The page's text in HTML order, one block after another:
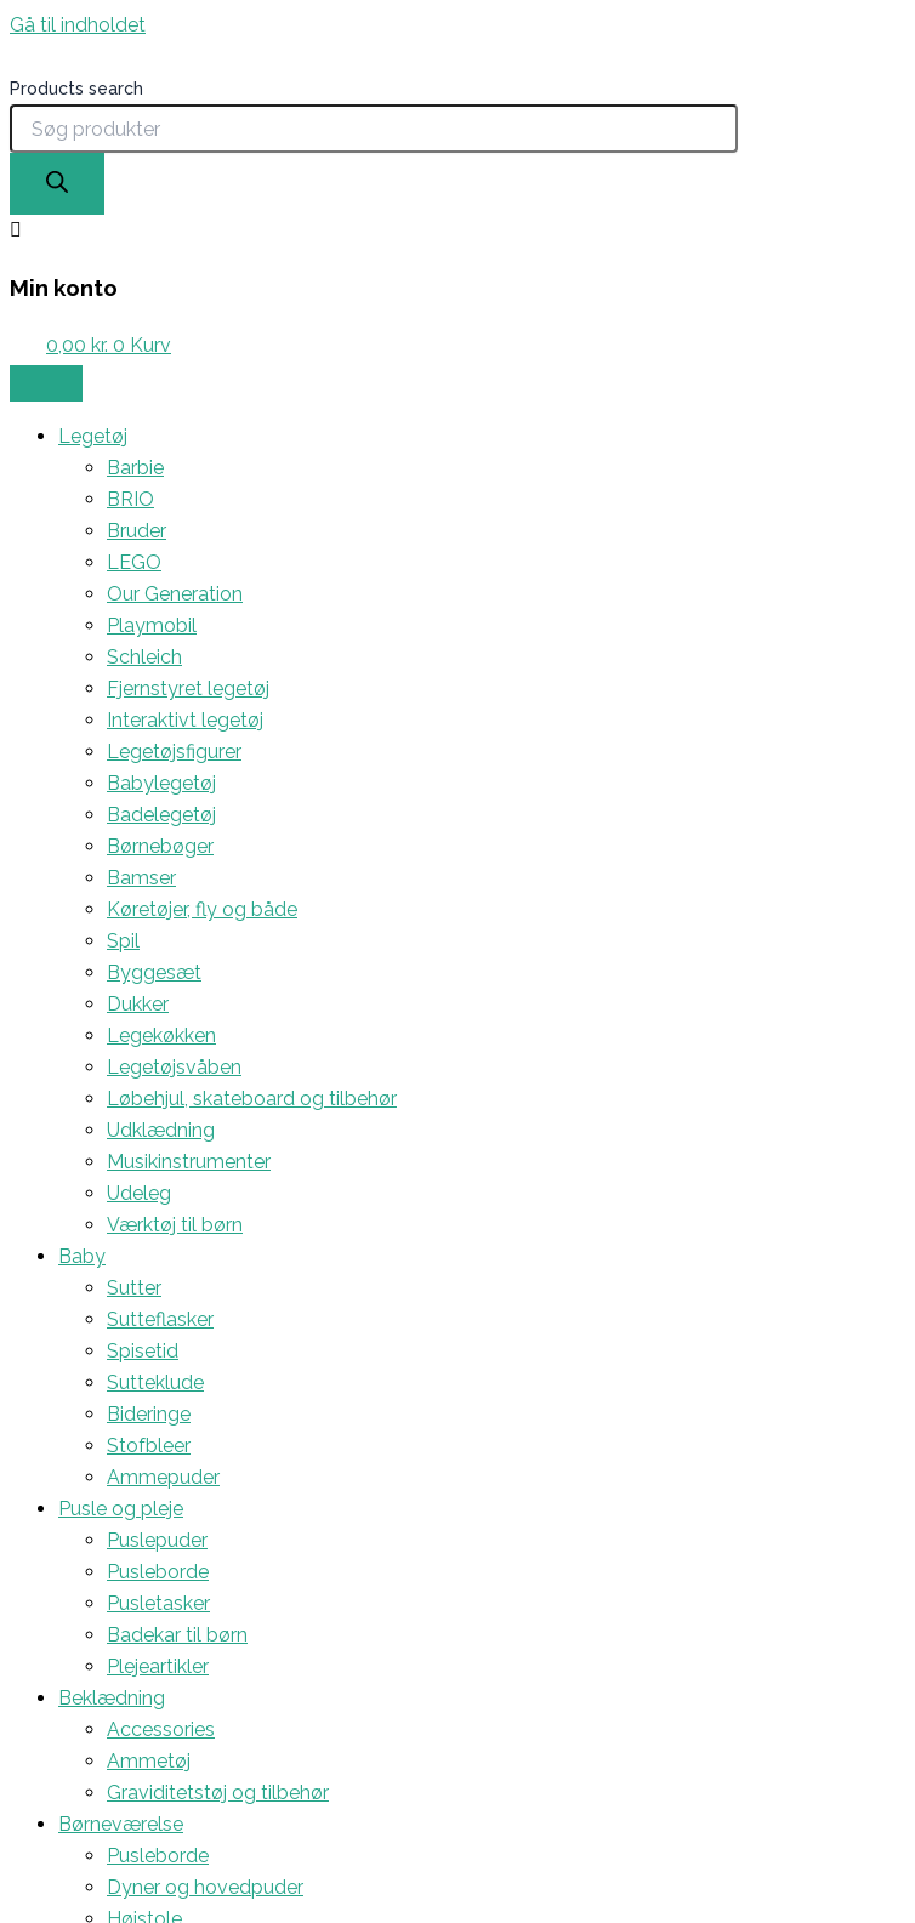
Gå til indholdet
Products search
Min konto
0,00 kr. 0 Kurv
Legetøj
Barbie
BRIO
Bruder
LEGO
Our Generation
Playmobil
Schleich
Fjernstyret legetøj
Interaktivt legetøj
Legetøjsfigurer
Babylegetøj
Badelegetøj
Børnebøger
Bamser
Køretøjer, fly og både
Spil
Byggesæt
Dukker
Legekøkken
Legetøjsvåben
Løbehjul, skateboard og tilbehør
Udklædning
Musikinstrumenter
Udeleg
Værktøj til børn
Baby
Sutter
Sutteflasker
Spisetid
Sutteklude
Bideringe
Stofbleer
Ammepuder
Pusle og pleje
Puslepuder
Pusleborde
Pusletasker
Badekar til børn
Plejeartikler
Beklædning
Accessories
Ammetøj
Graviditetstøj og tilbehør
Børneværelse
Pusleborde
Dyner og hovedpuder